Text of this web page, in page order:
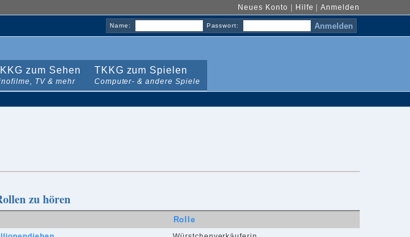
Neues Konto Hilfe |Anmelden
Name: Passwort:
zum Sehen
TV & mehr
TKKG zum Spielen
Computer- & andere Spiele
zu hören
Rolle